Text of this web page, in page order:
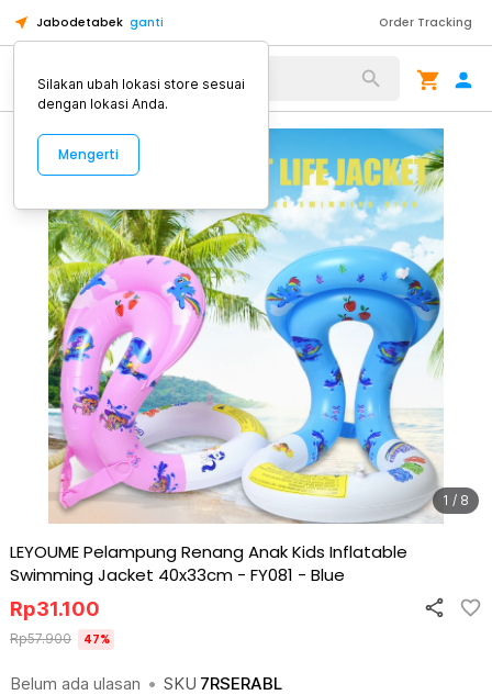
Jabodetabek ganti Order Tracking
Alat Kopi
1 / 8
LEYOUME Pelampung Renang Anak Kids Inflatable
Swimming Jacket 40x33cm - FY081 - Blue
Belum ada ulasan • SKU 7RSERABL
Rp31.100
Rp57.900 47%
Silakan ubah lokasi store sesuai
dengan lokasi Anda.
Mengerti